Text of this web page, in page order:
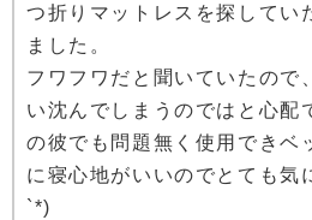
つ折りマットレスを探してい
ました。
フワフワだと聞いていたので
い沈んでしまうのではと心配
の彼でも問題無く使用できベ
に寝心地がいいのでとても気
`*)